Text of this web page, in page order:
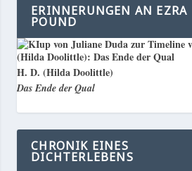
ERINNERUNGEN AN EZRA
POUND
H. D. (Hilda Doolittle)
Das Ende der Qual
CHRONIK EINES
DICHTERLEBENS